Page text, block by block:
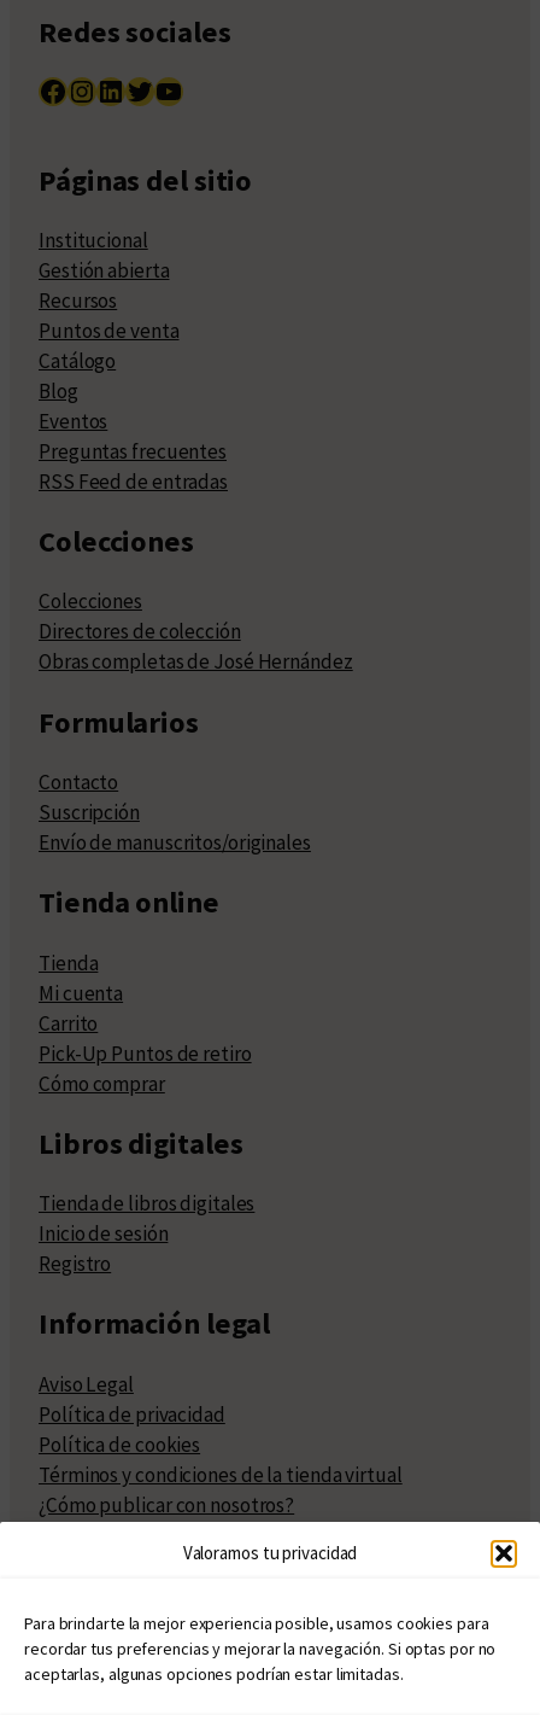
Valoramos tu privacidad
Para brindarte la mejor experiencia posible, usamos cookies para
recordar tus preferencias y mejorar la navegación. Si optas por no
aceptarlas, algunas opciones podrían estar limitadas.
Redes sociales
Facebook InstagramLinkedIn Twitter YouTube
Páginas del sitio
Institucional
Gestión abierta
Recursos
Puntos de venta
Catálogo
Blog
Eventos
Preguntas frecuentes
RSS Feed de entradas
Colecciones
Colecciones
Directores de colección
Obras completas de José Hernández
Formularios
Contacto
Suscripción
Envío de manuscritos/originales
Tienda online
Tienda
Mi cuenta
Carrito
Pick-Up Puntos de retiro
Cómo comprar
Libros digitales
Tienda de libros digitales
Inicio de sesión
Registro
Información legal
Aviso Legal
Política de privacidad
Política de cookies
Términos y condiciones de la tienda virtual
¿Cómo publicar con nosotros?
Políticas de publicación
Políticas de coedición
Atribuciones